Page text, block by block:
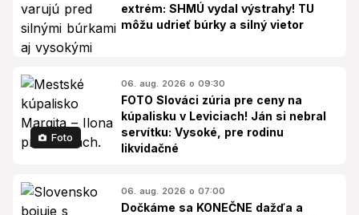
extrém: SHMÚ vydal výstrahy! TU
môžu udrieť búrky a silný vietor
Foto
06. aug. 2026 o 09:30
FOTO Slováci zúria pre ceny na
kúpalisku v Leviciach! Ján si nebral
servítku: Vysoké, pre rodinu
likvidačné
06. aug. 2026 o 07:00
Dočkáme sa KONEČNE dažďa a